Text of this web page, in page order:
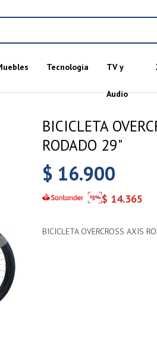
Tecnología TV y
Audio
BICICLETA
RODADO 29"
$ 16.900
$ 14.365
BICICLETA OVERCROSS AXIS